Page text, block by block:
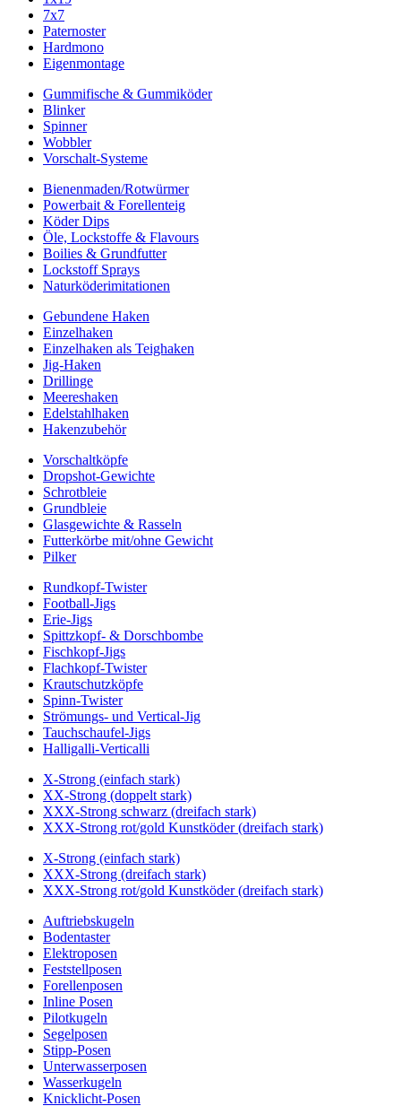
7x7
Paternoster
Hardmono
Eigenmontage
Gummifische & Gummiköder
Blinker
Spinner
Wobbler
Vorschalt-Systeme
Bienenmaden/Rotwürmer
Powerbait & Forellenteig
Köder Dips
Öle, Lockstoffe & Flavours
Boilies & Grundfutter
Lockstoff Sprays
Naturköderimitationen
Gebundene Haken
Einzelhaken
Einzelhaken als Teighaken
Jig-Haken
Drillinge
Meereshaken
Edelstahlhaken
Hakenzubehör
Vorschaltköpfe
Dropshot-Gewichte
Schrotbleie
Grundbleie
Glasgewichte & Rasseln
Futterkörbe mit/ohne Gewicht
Pilker
Rundkopf-Twister
Football-Jigs
Erie-Jigs
Spittzkopf- & Dorschbombe
Fischkopf-Jigs
Flachkopf-Twister
Krautschutzköpfe
Spinn-Twister
Strömungs- und Vertical-Jig
Tauchschaufel-Jigs
Halligalli-Verticalli
X-Strong (einfach stark)
XX-Strong (doppelt stark)
XXX-Strong schwarz (dreifach stark)
XXX-Strong rot/gold Kunstköder (dreifach stark)
X-Strong (einfach stark)
XXX-Strong (dreifach stark)
XXX-Strong rot/gold Kunstköder (dreifach stark)
Auftriebskugeln
Bodentaster
Elektroposen
Feststellposen
Forellenposen
Inline Posen
Pilotkugeln
Segelposen
Stipp-Posen
Unterwasserposen
Wasserkugeln
Knicklicht-Posen